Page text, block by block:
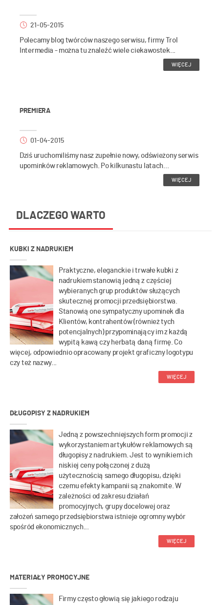
21-05-2015
Polecamy blog twórców naszego serwisu, firmy Trol
Intermedia - można tu znaleźć wiele ciekawostek...
WIĘCEJ
PREMIERA
01-04-2015
Dziś uruchomiliśmy nasz zupełnie nowy, odświeżony serwis
upominków reklamowych. Po kilkunastu latach...
WIĘCEJ
DLACZEGO WARTO
KUBKI Z NADRUKIEM
Praktyczne, eleganckie i trwałe kubki z
nadrukiem stanowią jedną z częściej
wybieranych grup produktów służących
skutecznej promocji przedsiębiorstwa.
Stanowią one sympatyczny upominek dla
Klientów, kontrahentów (również tych
potencjalnych) przypominający im z każdą
wypitą kawą czy herbatą daną firmę. Co
więcej, odpowiednio opracowany projekt graficzny logotypu
czy też nazwy...
WIĘCEJ
DŁUGOPISY Z NADRUKIEM
Jedną z powszechniejszych form promocji z
wykorzystaniem artykułów reklamowych są
długopisy z nadrukiem. Jest to wynikiem ich
niskiej ceny połączonej z dużą
użytecznością samego długopisu, dzięki
czemu efekty kampanii są znakomite. W
zależności od zakresu działań
promocyjnych, grupy docelowej oraz
założeń samego przedsiębiorstwa istnieje ogromny wybór
spośród ekonomicznych...
WIĘCEJ
MATERIAŁY PROMOCYJNE
Firmy często głowią się jakiego rodzaju